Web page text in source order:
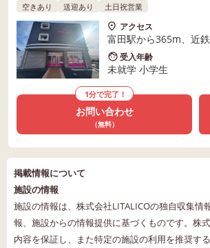
空きあり 送迎あり 土日祝営業
アクセス
富田駅から365m、近
受入年齢
未就学 小学生
1分で完了！
お問い合わせ
（無料）
掲載情報について
施設の情報
施設の情報は、株式会社LITALICOの独自収集情
報、施設からの情報提供に基づくものです。株
内容を保証し、また特定の施設の利用を推奨す